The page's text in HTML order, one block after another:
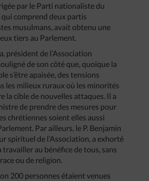
par le Parti nationaliste du
qui comprend deux partis
musulmans, avait obtenu une
tiers au Parlement.
président de l’Association
de son côté que, quoique la
s’être apaisée, des tensions
les milieux ruraux où les minorités
la cible de nouvelles attaques. Il a
de prendre des mesures pour
chrétiennes soient elles aussi
Par ailleurs, le P. Benjamin
spirituel de l’Association, a exhorté
travailler au bénéfice de tous, sans
ou de religion.
200 personnes étaient venues